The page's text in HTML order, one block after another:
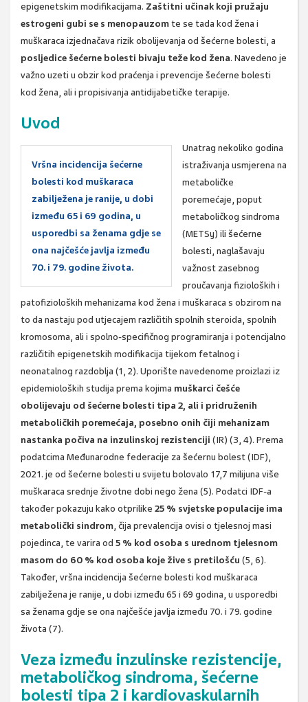
epigenetskim modifikacijama. Zaštitni učinak koji pružaju
estrogeni gubi se s menopauzomte se tada kod žena i
muškaraca izjednačava rizik obolijevanja od šećerne bolesti, a
posljedice šećerne bolesti bivaju teže kod žena. Navedeno je
važno uzeti u obzir kod praćenja i prevencije šećerne bolesti
kod žena, ali i propisivanja antidijabetičke terapije.
Uvod
Vršna incidencija šećerne
bolesti kod muškaraca
zabilježena je ranije, u dobi
između 65 i 69 godina, u
usporedbi sa ženama gdje se
ona najčešće javlja između
70. i 79. godine života.
Unatrag nekoliko godina
istraživanja usmjerena na
metaboličke
poremećaje, poput
metaboličkog sindroma
(METSy) ili šećerne
bolesti, naglašavaju
važnost zasebnog
proučavanja fizioloških i
patofizioloških mehanizama kod žena i muškaraca s obzirom na
to da nastaju pod utjecajem različitih spolnih steroida, spolnih
kromosoma, ali i spolno-specifičnog programiranja i potencijalno
različitih epigenetskih modifikacija tijekom fetalnog i
neonatalnog razdoblja (1, 2). Uporište navedenome proizlazi iz
epidemioloških studija prema kojima muškarci češće
obolijevaju od šećerne bolesti tipa 2, ali i pridruženih
metaboličkih poremećaja, posebno onih čiji mehanizam
nastanka počiva na inzulinskoj rezistenciji (IR) (3, 4). Prema
podatcima Međunarodne federacije za šećernu bolest (IDF),
2021. je od šećerne bolesti u svijetu bolovalo 17,7 milijuna više
muškaraca srednje životne dobi nego žena (5). Podatci IDF-a
također pokazuju kako otprilike 25 % svjetske populacije ima
metabolički sindrom, čija prevalencija ovisi o tjelesnoj masi
pojedinca, te varira od 5 % kod osoba s urednom tjelesnom
masom do 60 % kod osoba koje žive s pretilošću (5, 6).
Također, vršna incidencija šećerne bolesti kod muškaraca
zabilježena je ranije, u dobi između 65 i 69 godina, u usporedbi
sa ženama gdje se ona najčešće javlja između 70. i 79. godine
života (7).
Veza između inzulinske rezistencije,
metaboličkog sindroma, šećerne
bolesti tipa 2 i kardiovaskularnih